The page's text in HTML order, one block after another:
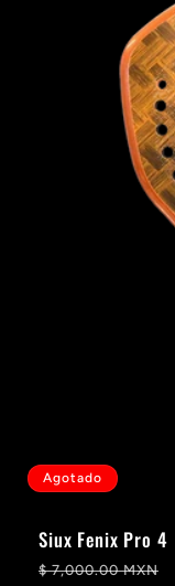
Agotado
Siux Fenix Pro 4
Precio
$ 7,000.00 MXN